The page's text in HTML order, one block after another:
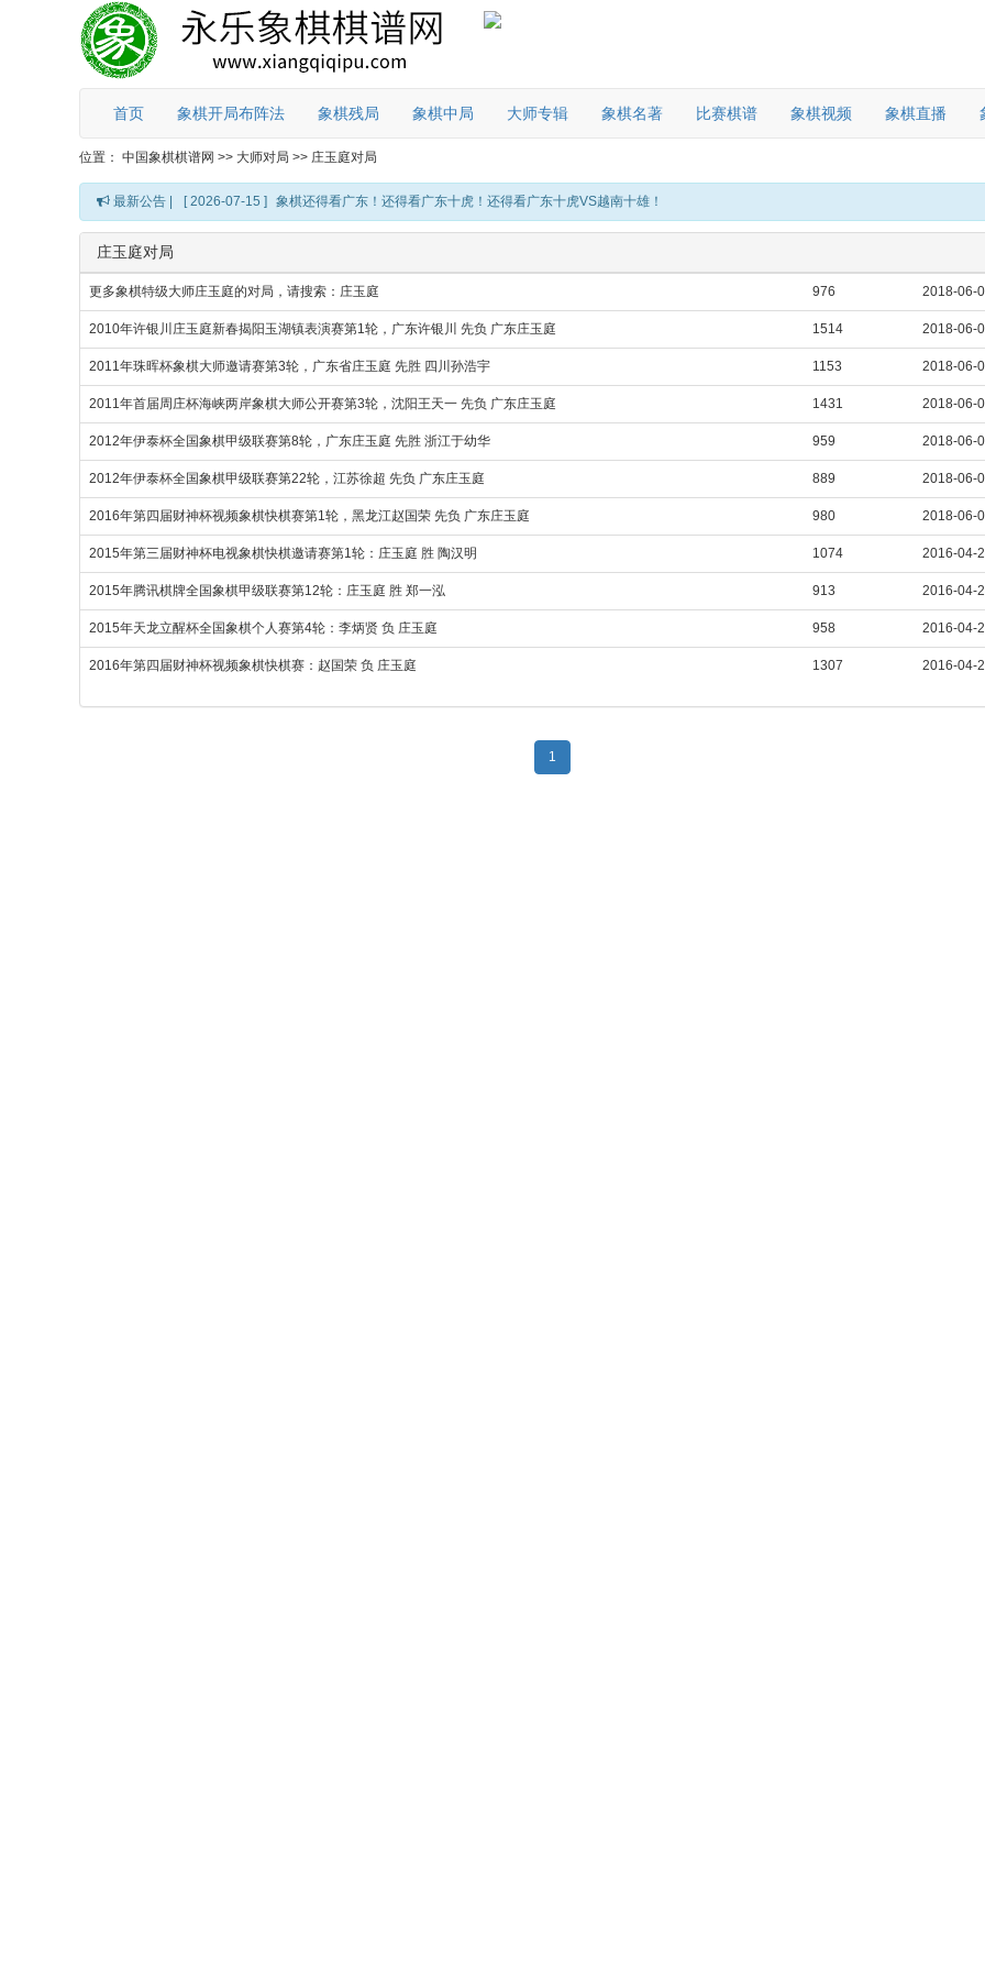
首页 象棋开局布阵法 象棋残局 象棋中局 大师专辑 象棋名著 比赛棋谱 象棋视频 象棋直播
位置： 中国象棋棋谱网 >> 大师对局 >> 庄玉庭对局
最新公告 | [ 2026-07-15 ] 象棋还得看广东！还得看广东十虎！还得看广东十虎VS越南十雄！
庄玉庭对局
更多象棋特级大师庄玉庭的对局，请搜索：庄玉庭 976 2018-06-
2010年许银川庄玉庭新春揭阳玉湖镇表演赛第1轮，广东许银川 先负 广东庄玉庭 1514 2018-06-
2011年珠晖杯象棋大师邀请赛第3轮，广东省庄玉庭 先胜 四川孙浩宇 1153 2018-06-
2011年首届周庄杯海峡两岸象棋大师公开赛第3轮，沈阳王天一 先负 广东庄玉庭 1431 2018-06-
2012年伊泰杯全国象棋甲级联赛第8轮，广东庄玉庭 先胜 浙江于幼华 959 2018-06-
2012年伊泰杯全国象棋甲级联赛第22轮，江苏徐超 先负 广东庄玉庭 889 2018-06-
2016年第四届财神杯视频象棋快棋赛第1轮，黑龙江赵国荣 先负 广东庄玉庭 980 2018-06-
2015年第三届财神杯电视象棋快棋邀请赛第1轮：庄玉庭 胜 陶汉明 1074 2016-04-
2015年腾讯棋牌全国象棋甲级联赛第12轮：庄玉庭 胜 郑一泓 913 2016-04-
2015年天龙立醒杯全国象棋个人赛第4轮：李炳贤 负 庄玉庭 958 2016-04-
2016年第四届财神杯视频象棋快棋赛：赵国荣 负 庄玉庭 1307 2016-04-
1